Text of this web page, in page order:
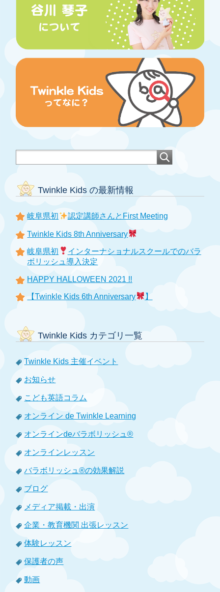
Twinkle Kids の最新情報
岐阜県初 認定講師さんとFirst Meeting
Twinkle Kids 8th Anniversary
岐阜県初
インターナショナルスクールでのバラ
ボリッシュ導入決定
HAPPY HALLOWEEN 2021 !!
【Twinkle Kids 6th Anniversary 】
Twinkle Kids カテゴリ一覧
Twinkle Kids 主催イベント
お知らせ
こども英語コラム
オンライン de Twinkle Learning
オンラインdeバラボリッシュ®
オンラインレッスン
バラボリッシュ®の効果解説
ブログ
メディア掲載・出演
企業・教育機関 出張レッスン
体験レッスン
保護者の声
動画